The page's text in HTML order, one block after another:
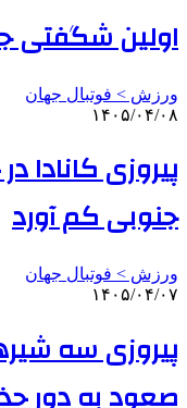
اولین شگفتی
ورزش > فوتبال جهان
۱۴۰۵/۰۴/۰۸
پیروزی کانادا
جنوبی کم آورد
ورزش > فوتبال جهان
۱۴۰۵/۰۴/۰۷
پیروزی سه